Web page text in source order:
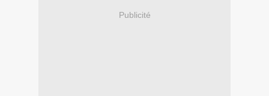
Publicité